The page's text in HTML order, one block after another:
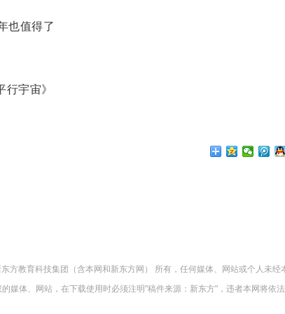
也值得了
宇宙》
方教育科技集团（含本网和新东方网） 所有，任何媒体、网站或个人未经
媒体、网站，在下载使用时必须注明"稿件来源：新东方"，违者本网将依